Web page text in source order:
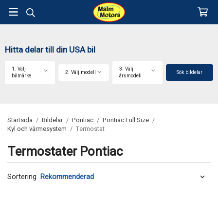
Hitta delar till din USA bil
1. Välj
bilmärke
2. Välj modell
3. Välj
årsmodell
Sök bildelar
Startsida / Bildelar / Pontiac / Pontiac Full Size /
Kyl och värmesystem / Termostat
Termostater Pontiac
Sortering